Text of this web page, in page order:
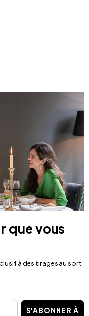
que vous
à des tirages au sort
S'ABONNER À